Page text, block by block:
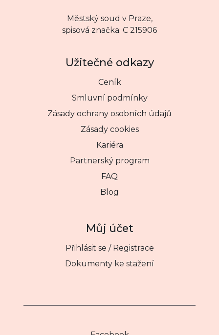
Městský soud v Praze,
spisová značka: C 215906
Užitečné odkazy
Ceník
Smluvní podmínky
Zásady ochrany osobních údajů
Zásady cookies
Kariéra
Partnerský program
FAQ
Blog
Můj účet
Přihlásit se / Registrace
Dokumenty ke stažení